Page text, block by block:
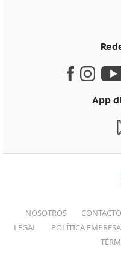
App
NOSOTROS CONTACTO
LEGAL
POLÍTICA